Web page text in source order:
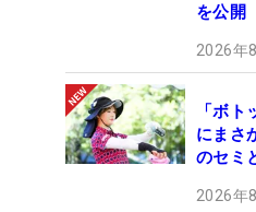
を公開
2026年
「ボ
にまさ
のセミ
2026年